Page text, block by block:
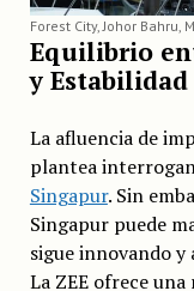
Forest City, Johor Bahru,
Equilibrio
y Estabilidad
La afluencia de
plantea
Singapur. Sin
Singapur puede
sigue innovando y
La ZEE ofrece